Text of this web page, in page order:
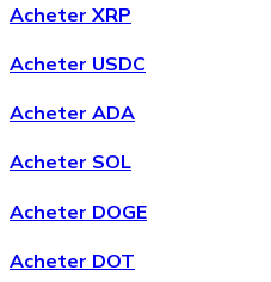
Acheter XRP
Acheter USDC
Acheter ADA
Acheter SOL
Acheter DOGE
Acheter DOT